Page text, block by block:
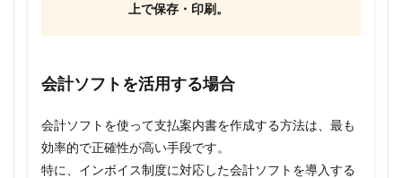
上で保存・印刷。
会計ソフトを活用する場合
会計ソフトを使って支払案内書を作成する方法は、最も
効率的で正確性が高い手段です。
特に、インボイス制度に対応した会計ソフトを導入する